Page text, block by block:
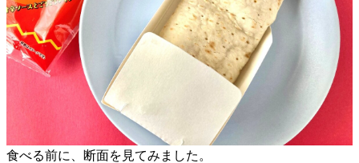
食べる前に、断面を見てみました。